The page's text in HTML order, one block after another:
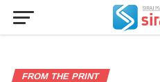
FROM THE PRINT